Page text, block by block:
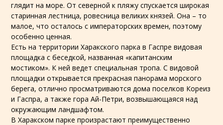
глядит на море. От северной к пляжу спускается широкая
старинная лестница, ровесница великих князей. Она – то
малое, что осталось с императорских времен, поэтому
особенно ценная.
Есть на территории Харакского парка в Гаспре видовая
площадка с беседкой, названная «капитанским
мостиком». К ней ведет специальная тропа. С видовой
площадки открывается прекрасная панорама морского
берега, отлично просматриваются дома поселков Кореиз
и Гаспра, а также гора Ай-Петри, возвышающаяся над
окружающим ландшафтом.
В Харакском парке произрастают преимущественно